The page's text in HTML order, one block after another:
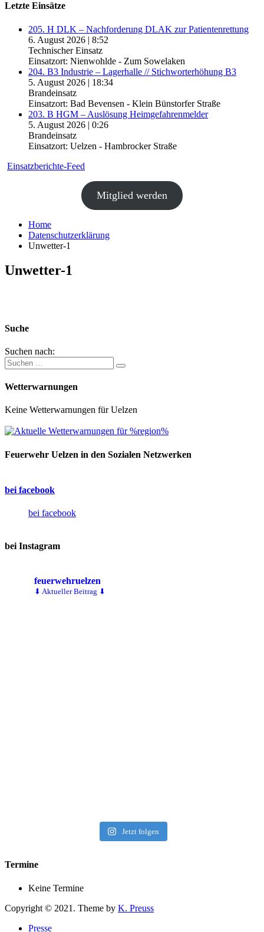
Letzte Einsätze
205. H DLK – Nachforderung DLAK zur Patientenrettung
6. August 2026 | 8:52
Technischer Einsatz
Einsatzort: Nienwohlde - Zum Sowelaken
204. B3 Industrie – Lagerhalle // Stichworterhöhung B3
5. August 2026 | 18:34
Brandeinsatz
Einsatzort: Bad Bevensen - Klein Bünstorfer Straße
203. B HGM – Auslösung Heimgefahrenmelder
5. August 2026 | 0:26
Brandeinsatz
Einsatzort: Uelzen - Hambrocker Straße
Einsatzberichte-Feed
Mitglied werden
Home
Datenschutzerklärung
Unwetter-1
Unwetter-1
Suche
Suchen nach:
Wetterwarnungen
Keine Wetterwarnungen für Uelzen
Feuerwehr Uelzen in den Sozialen Netzwerken
bei facebook
bei facebook
bei Instagram
feuerwehruelzen
⬇ Aktueller Beitrag ⬇
Jetzt folgen
Termine
Keine Termine
Copyright © 2021. Theme by K. Preuss
Presse